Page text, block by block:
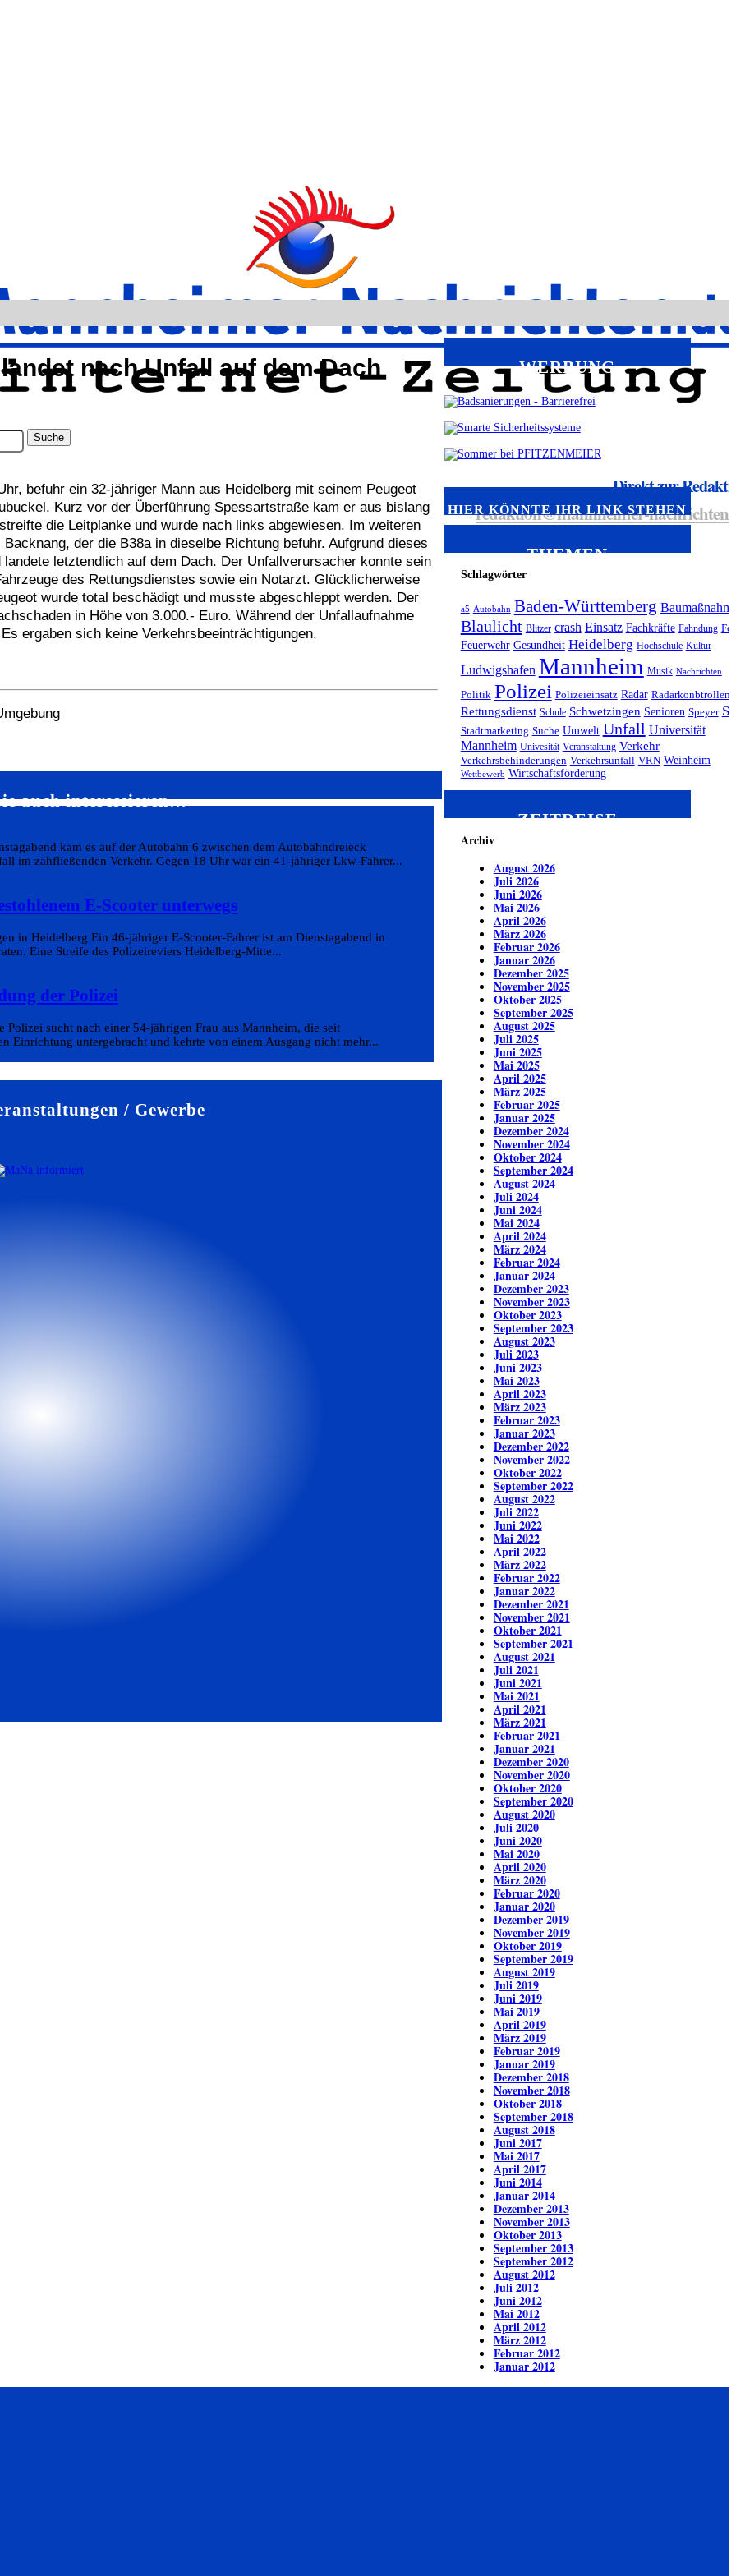
Direkt zur
redaktion@mannheimer-
nach Unfall auf dem Dach
befuhr ein 32-jähriger Mann aus Heidelberg mit seinem Peugeot
Kurz vor der Überführung Spessartstraße kam er aus bislang
die Leitplanke und wurde nach links abgewiesen. Im weiteren
der die B38a in dieselbe Richtung befuhr. Aufgrund dieses
letztendlich auf dem Dach. Der Unfallverursacher konnte sein
des Rettungsdienstes sowie ein Notarzt. Glücklicherweise
wurde total beschädigt und musste abgeschleppt werden. Der
in Höhe von 3.000.- Euro. Während der Unfallaufnahme
ergaben sich keine Verkehrsbeeinträchtigungen.
auch interessieren…
kam es auf der Autobahn 6 zwischen dem Autobahndreieck
im zähfließenden Verkehr. Gegen 18 Uhr war ein 41-jähriger Lkw-Fahrer...
E-Scooter unterwegs
in Heidelberg Ein 46-jähriger E-Scooter-Fahrer ist am Dienstagabend in
Eine Streife des Polizeireviers Heidelberg-Mitte...
der Polizei
sucht nach einer 54-jährigen Frau aus Mannheim, die seit
Einrichtung untergebracht und kehrte von einem Ausgang nicht mehr...
/ Gewerbe
WERBUNG
HIER KÖNNTE IHR LINK STEHEN
THEMEN
Schlagwörter
a5 Autobahn Baden-Württemberg
Blaulicht Blitzer crash Einsatz Fachkräfte Fahndung
Feuerwehr Gesundheit Heidelberg Hochschule Kultur
Ludwigshafen Mannheim Musik Nachrichten
Politik Polizei Polizeieinsatz Radar Radarkonbtrollen
Rettungsdienst Schule Schwetzingen Senioren Speyer
Stadtmarketing Suche Umwelt Unfall Universität
Mannheim Univesität Veranstaltung Verkehr
Verkehrsbehinderungen Verkehrsunfall VRN Weinheim
Wettbewerb Wirtschaftsförderung
ZEITREISE
Archiv
August 2026
Juli 2026
Juni 2026
Mai 2026
April 2026
März 2026
Februar 2026
Januar 2026
Dezember 2025
November 2025
Oktober 2025
September 2025
August 2025
Juli 2025
Juni 2025
Mai 2025
April 2025
März 2025
Februar 2025
Januar 2025
Dezember 2024
November 2024
Oktober 2024
September 2024
August 2024
Juli 2024
Juni 2024
Mai 2024
April 2024
März 2024
Februar 2024
Januar 2024
Dezember 2023
November 2023
Oktober 2023
September 2023
August 2023
Juli 2023
Juni 2023
Mai 2023
April 2023
März 2023
Februar 2023
Januar 2023
Dezember 2022
November 2022
Oktober 2022
September 2022
August 2022
Juli 2022
Juni 2022
Mai 2022
April 2022
März 2022
Februar 2022
Januar 2022
Dezember 2021
November 2021
Oktober 2021
September 2021
August 2021
Juli 2021
Juni 2021
Mai 2021
April 2021
März 2021
Februar 2021
Januar 2021
Dezember 2020
November 2020
Oktober 2020
September 2020
August 2020
Juli 2020
Juni 2020
Mai 2020
April 2020
März 2020
Februar 2020
Januar 2020
Dezember 2019
November 2019
Oktober 2019
September 2019
August 2019
Juli 2019
Juni 2019
Mai 2019
April 2019
März 2019
Februar 2019
Januar 2019
Dezember 2018
November 2018
Oktober 2018
September 2018
August 2018
Juni 2017
Mai 2017
April 2017
Juni 2014
Januar 2014
Dezember 2013
November 2013
Oktober 2013
September 2013
September 2012
August 2012
Juli 2012
Juni 2012
Mai 2012
April 2012
März 2012
Februar 2012
Januar 2012